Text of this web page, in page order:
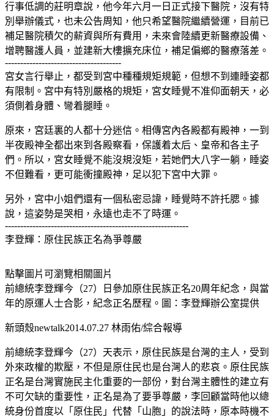
行事低調的莊明章說，他今年六月一日正式接下醫院，沒有特
別舉辦儀式，也未公告周知，他只希望醫院繼續營運，目前已
補足醫院積欠的薪資與所有費用，未來會陸續更新醫療設備、
增聘醫護人員，並建新大樓擴充床位，補足偏鄉的醫療落差。
--------------------------------------
宮女言行舉止，都受到宮中種種規矩規範，但想不到連睡姿都
有限制。宮中有特別嚴格的規矩，宮女睡覺不准仰面朝天，必
須側着身體、彎着腿睡。
原來，宮廷裏的人都十分迷信。相傳宮內各殿都有殿神，一到
半夜殿神全都出來到各殿察看，保護着太后、皇帝和各主子
們。所以，宮女睡覺不能沒規沒矩，若她們大八字一躺，睡姿
不但難看，更可能衝撞殿神，足以犯下宮中大罪。
另外，宮中小姐們還有一個私密忌諱，睡覺時不許托腮。據
說，這姿勢是哭相，永遠也走不了時運。
------------------------------------------------------------
李登輝：原住民族正名為爭尊嚴
點擊圖片可瀏覽相關圖片
前總統李登輝今（27）日參加原住民族正名20周年紀念，與當
年的原運人士合影，紀念正名歷程。圖：李登輝辦公室提供
新頭殼newtalk2014.07.27 林雨佑/綜合報導
前總統李登輝今（27）天表示，原住民族是台灣的主人，受到
外來政權的欺壓，不但是原住民也是台灣人的悲哀。原住民族
正名是台灣實施民主化重要的一部份，對台灣主體性的建立有
不可欠缺的重要性，正名是為了要爭尊嚴，李回顧當時他以總
統身份首度以「原住民」代替「山胞」的說法時，原本時機不